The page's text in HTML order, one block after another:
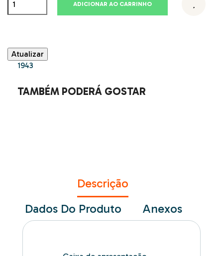
ADICIONAR AO CARRINHO
1943
TAMBÉM PODERÁ GOSTAR
Descrição
Dados Do Produto
Anexos